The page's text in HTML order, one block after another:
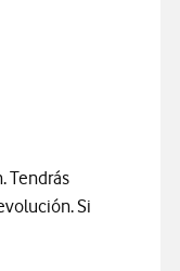
Tendrás
Si